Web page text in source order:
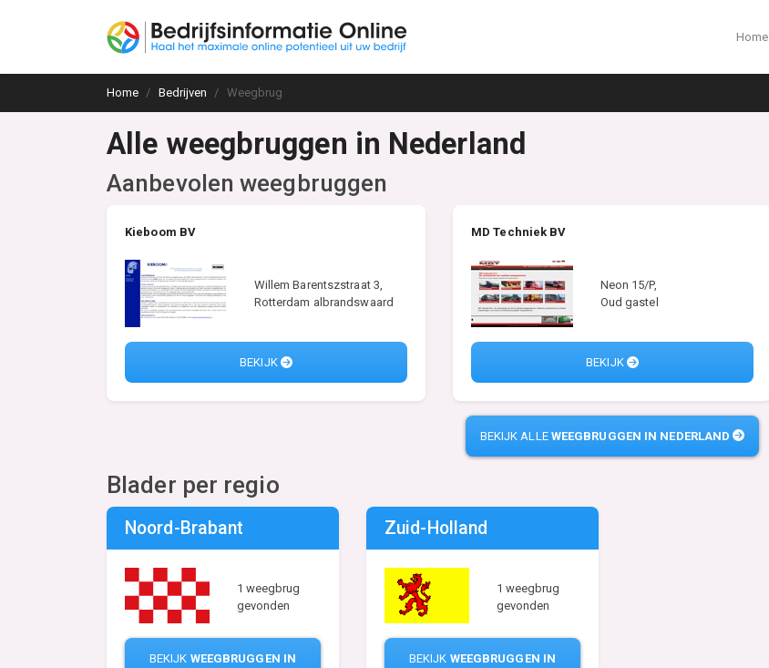
Home
Home Bedrijven Weegbrug
Alle weegbruggen in Nederland
Aanbevolen weegbruggen
Kieboom BV
Willem Barentszstraat 3,
Rotterdam albrandswaard
BEKIJK
MD Techniek BV
Neon 15/P,
Oud gastel
BEKIJK
BEKIJK ALLE WEEGBRUGGEN IN NEDERLAND
Blader per regio
Noord-Brabant
1 weegbrug
gevonden
BEKIJK WEEGBRUGGEN IN
Zuid-Holland
1 weegbrug
gevonden
BEKIJK WEEGBRUGGEN IN